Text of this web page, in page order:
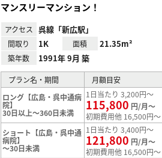
マンスリーマンション！
アクセス 呉線「新広駅」
間取り 1K 面積 21.35m²
築年数 1991年 9月 築
プラン名・期間
月額目安
ロング【広島・呉中通病
院】
30日以上～360日未満
1日当たり 3,200円～
115,800 円/月～
初期費用他 16,500円～
ショート【広島・呉中通
病院】
～30日未満
1日当たり 3,400円～
121,800 円/月～
初期費用他 16,500円～